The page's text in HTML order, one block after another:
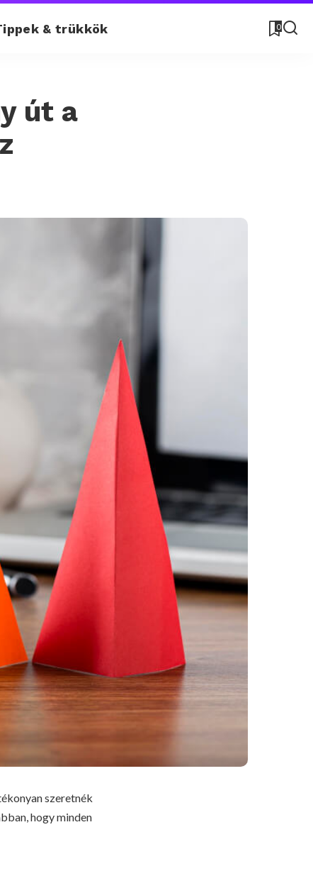
& trükkök 0
út a
szeretnék
hogy minden